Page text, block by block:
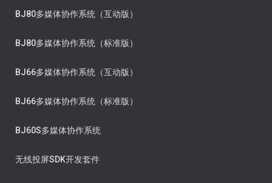
BJ80多媒体协作系统（互动版）
BJ80多媒体协作系统（标准版）
BJ66多媒体协作系统（互动版）
BJ66多媒体协作系统（标准版）
BJ60S多媒体协作系统
无线投屏SDK开发套件